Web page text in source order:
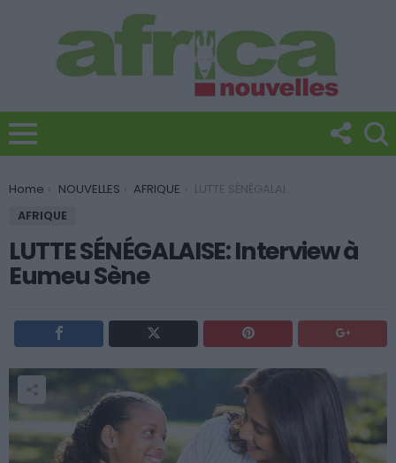
You are here:
Home NOUVELLES AFRIQUE
LUTTE SÉNÉGALAISE: Interview à Eumeu Sène
AFRIQUE
LUTTE SÉNÉGALAISE: Interview à
Eumeu Sène